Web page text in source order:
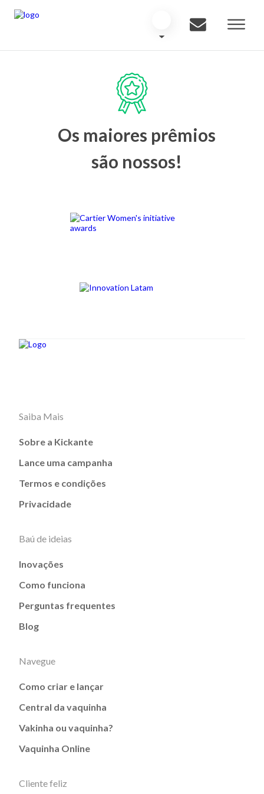
Os maiores prêmios
são nossos!
Saiba Mais
Sobre a Kickante
Lance uma campanha
Termos e condições
Privacidade
Baú de ideias
Inovações
Como funciona
Perguntas frequentes
Blog
Navegue
Como criar e lançar
Central da vaquinha
Vakinha ou vaquinha?
Vaquinha Online
Cliente feliz